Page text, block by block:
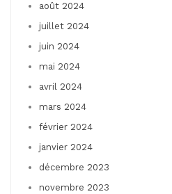
août 2024
juillet 2024
juin 2024
mai 2024
avril 2024
mars 2024
février 2024
janvier 2024
décembre 2023
novembre 2023